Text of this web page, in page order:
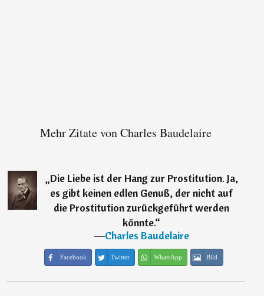
Mehr Zitate von Charles Baudelaire
„Die Liebe ist der Hang zur Prostitution. Ja,
es gibt keinen edlen Genuß, der nicht auf
die Prostitution zurückgeführt werden
könnte.“
―Charles Baudelaire
Facebook Twitter WhatsApp Bild